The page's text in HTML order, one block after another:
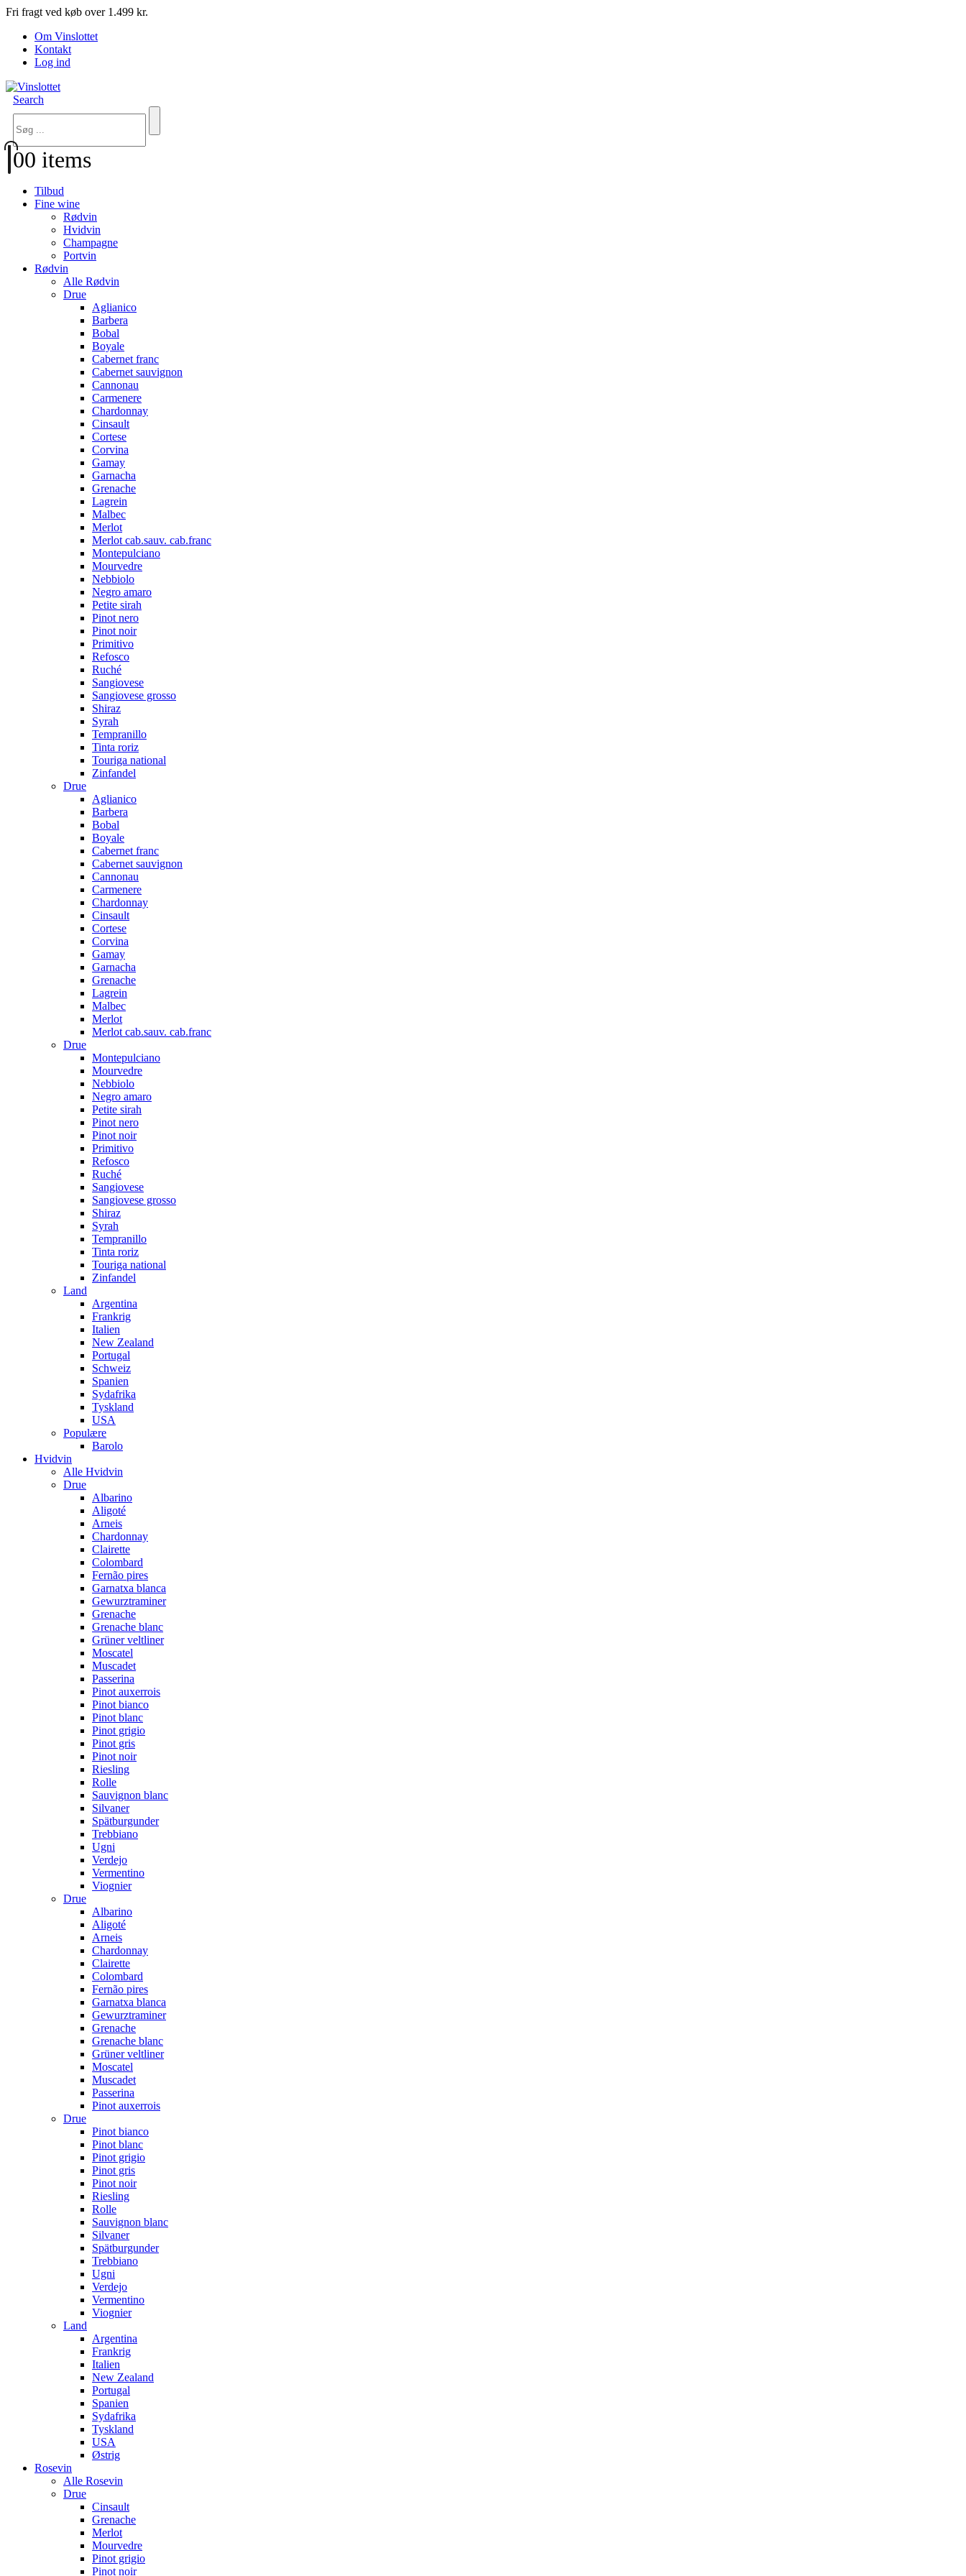
Fri fragt ved køb over 1.499 kr.
Om Vinslottet
Kontakt
Log ind
Search
00 items
Tilbud
Fine wine
Rødvin
Hvidvin
Champagne
Portvin
Rødvin
Alle Rødvin
Drue
Aglianico
Barbera
Bobal
Boyale
Cabernet franc
Cabernet sauvignon
Cannonau
Carmenere
Chardonnay
Cinsault
Cortese
Corvina
Gamay
Garnacha
Grenache
Lagrein
Malbec
Merlot
Merlot cab.sauv. cab.franc
Montepulciano
Mourvedre
Nebbiolo
Negro amaro
Petite sirah
Pinot nero
Pinot noir
Primitivo
Refosco
Ruché
Sangiovese
Sangiovese grosso
Shiraz
Syrah
Tempranillo
Tinta roriz
Touriga national
Zinfandel
Drue
Aglianico
Barbera
Bobal
Boyale
Cabernet franc
Cabernet sauvignon
Cannonau
Carmenere
Chardonnay
Cinsault
Cortese
Corvina
Gamay
Garnacha
Grenache
Lagrein
Malbec
Merlot
Merlot cab.sauv. cab.franc
Drue
Montepulciano
Mourvedre
Nebbiolo
Negro amaro
Petite sirah
Pinot nero
Pinot noir
Primitivo
Refosco
Ruché
Sangiovese
Sangiovese grosso
Shiraz
Syrah
Tempranillo
Tinta roriz
Touriga national
Zinfandel
Land
Argentina
Frankrig
Italien
New Zealand
Portugal
Schweiz
Spanien
Sydafrika
Tyskland
USA
Populære
Barolo
Hvidvin
Alle Hvidvin
Drue
Albarino
Aligoté
Arneis
Chardonnay
Clairette
Colombard
Fernão pires
Garnatxa blanca
Gewurztraminer
Grenache
Grenache blanc
Grüner veltliner
Moscatel
Muscadet
Passerina
Pinot auxerrois
Pinot bianco
Pinot blanc
Pinot grigio
Pinot gris
Pinot noir
Riesling
Rolle
Sauvignon blanc
Silvaner
Spätburgunder
Trebbiano
Ugni
Verdejo
Vermentino
Viognier
Drue
Albarino
Aligoté
Arneis
Chardonnay
Clairette
Colombard
Fernão pires
Garnatxa blanca
Gewurztraminer
Grenache
Grenache blanc
Grüner veltliner
Moscatel
Muscadet
Passerina
Pinot auxerrois
Drue
Pinot bianco
Pinot blanc
Pinot grigio
Pinot gris
Pinot noir
Riesling
Rolle
Sauvignon blanc
Silvaner
Spätburgunder
Trebbiano
Ugni
Verdejo
Vermentino
Viognier
Land
Argentina
Frankrig
Italien
New Zealand
Portugal
Spanien
Sydafrika
Tyskland
USA
Østrig
Rosevin
Alle Rosevin
Drue
Cinsault
Grenache
Merlot
Mourvedre
Pinot grigio
Pinot noir